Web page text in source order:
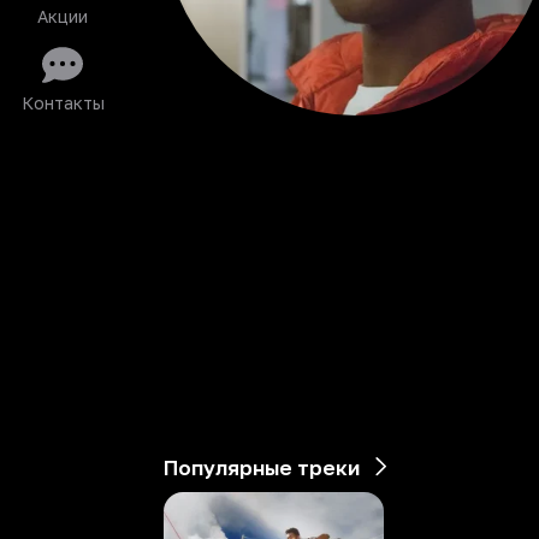
Акции
Контакты
Популярные треки